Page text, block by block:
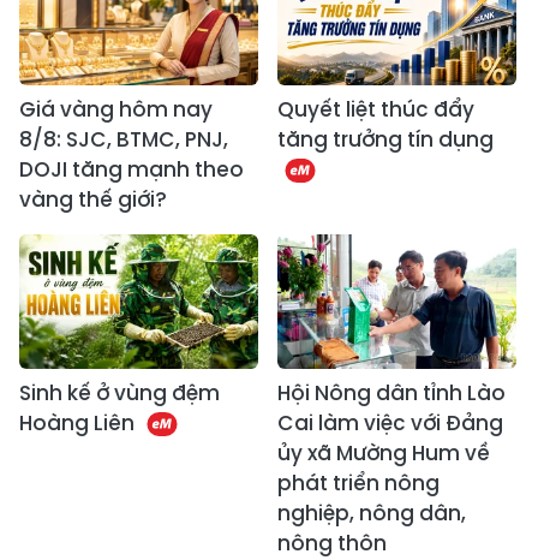
Giá vàng hôm nay
8/8: SJC, BTMC, PNJ,
DOJI tăng mạnh theo
vàng thế giới?
Quyết liệt thúc đẩy
tăng trưởng tín dụng
Sinh kế ở vùng đệm
Hoàng Liên
Hội Nông dân tỉnh Lào
Cai làm việc với Đảng
ủy xã Mường Hum về
phát triển nông
nghiệp, nông dân,
nông thôn